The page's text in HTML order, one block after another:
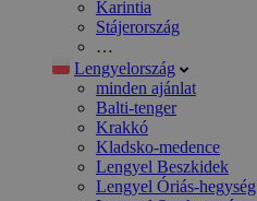
Karintia
Stájerország
…
Lengyelország
minden ajánlat
Balti-tenger
Krakkó
Kladsko-medence
Lengyel Beszkidek
Lengyel Óriás-hegység